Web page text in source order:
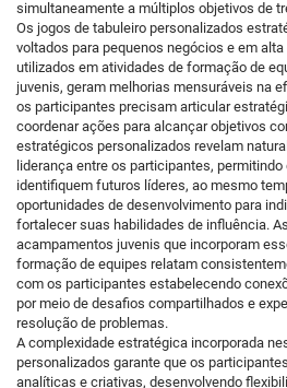
simultaneamente a múltiplos objetivos de
Os jogos de tabuleiro personalizados
voltados para pequenos negócios e em
utilizados em atividades de formação de
juvenis, geram melhorias mensuráveis na
os participantes precisam articular
coordenar ações para alcançar objetivos
estratégicos personalizados revelam
liderança entre os participantes,
identifiquem futuros líderes, ao mesmo
oportunidades de desenvolvimento para
fortalecer suas habilidades de influência.
acampamentos juvenis que incorporam
formação de equipes relatam
com os participantes estabelecendo
por meio de desafios compartilhados e
resolução de problemas.
A complexidade estratégica incorporada
personalizados garante que os
analíticas e criativas, desenvolvendo